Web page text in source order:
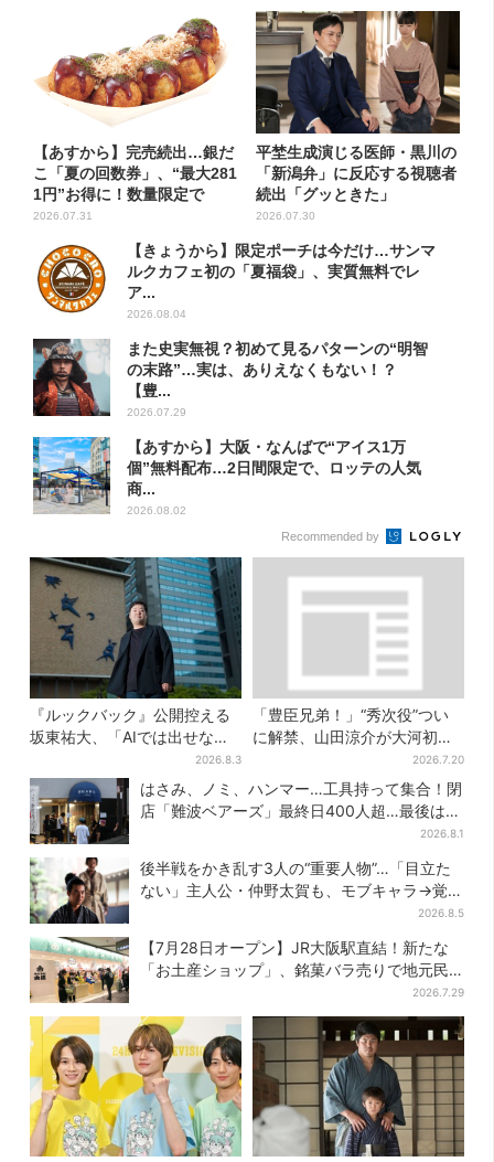
【あすから】完売続出…銀だ
こ「夏の回数券」、“最大281
1円”お得に！数量限定で
2026.07.31
平埜生成演じる医師・黒川の
「新潟弁」に反応する視聴者
続出「グッときた」
2026.07.30
【きょうから】限定ポーチは今だけ…サンマ
ルクカフェ初の「夏福袋」、実質無料でレ
ア...
2026.08.04
また史実無視？初めて見るパターンの“明智
の末路”…実は、ありえなくもない！？
【豊...
2026.07.29
【あすから】大阪・なんばで“アイス1万
個”無料配布…2日間限定で、ロッテの人気
商...
2026.08.02
Recommended by
『ルックバック』公開控える
坂東祐大、「AIでは出せない
質感がある」映画音楽へのこ
だわり
2026.8.3
「豊臣兄弟！」“秀次役”つい
に解禁、山田涼介が大河初出
演「まさかの」「楽しみすぎ
る」
2026.7.20
はさみ、ノミ、ハンマー…工具持って集合！閉
店「難波ベアーズ」最終日400人超…最後は
2026.8.1
後半戦をかき乱す3人の“重要人物”…「目立た
ない」主人公・仲野太賀も、モブキャラ→覚醒
2026.8.5
【7月28日オープン】JR大阪駅直結！新たな
「お土産ショップ」、銘菓バラ売りで地元民
2026.7.29